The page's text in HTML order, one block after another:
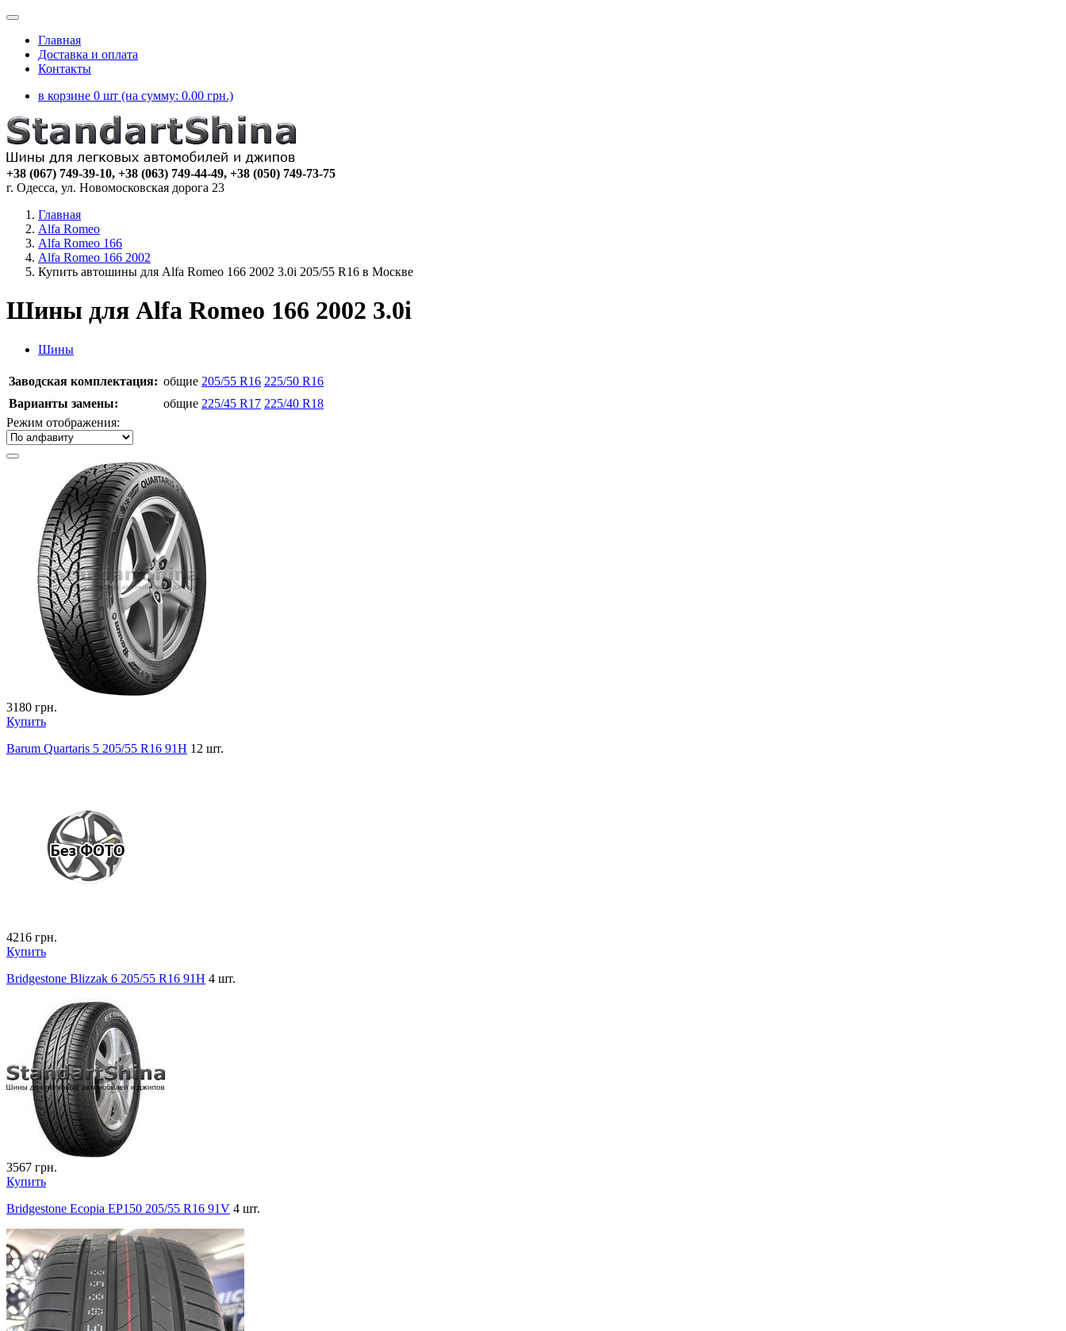
Главная
Доставка и оплата
Контакты
в корзине 0 шт (на сумму: 0.00 грн.)
+38 (067) 749-39-10, +38 (063) 749-44-49, +38 (050) 749-73-75
г. Одесса, ул. Новомосковская дорога 23
Главная
Alfa Romeo
Alfa Romeo 166
Alfa Romeo 166 2002
Купить автошины для Alfa Romeo 166 2002 3.0i 205/55 R16 в Москве
Шины для Alfa Romeo 166 2002 3.0i
Шины
Заводская комплектация: общие 205/55 R16 225/50 R16
Варианты замены:
общие 225/45 R17 225/40 R18
Режим отображения:
3180 грн.
Купить
Barum Quartaris 5 205/55 R16 91H 12 шт.
4216 грн.
Купить
Bridgestone Blizzak 6 205/55 R16 91H 4 шт.
3567 грн.
Купить
Bridgestone Ecopia EP150 205/55 R16 91V 4 шт.